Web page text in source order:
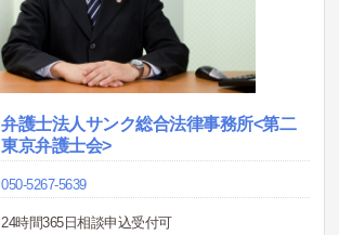
弁護士法人サンク総合法律事務所<第二
東京弁護士会>
050-5267-5639
24時間365日相談申込受付可